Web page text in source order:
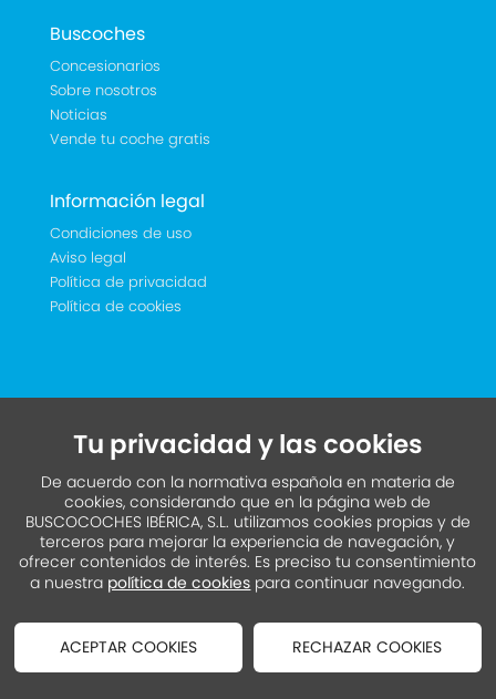
Buscoches
Concesionarios
Sobre nosotros
Noticias
Vende tu coche gratis
Información legal
Condiciones de uso
Aviso legal
Política de privacidad
Política de cookies
Tu privacidad y las cookies
De acuerdo con la normativa española en materia de
cookies, considerando que en la página web de
BUSCOCOCHES IBÉRICA, S.L. utilizamos cookies propias y de
terceros para mejorar la experiencia de navegación, y
ofrecer contenidos de interés. Es preciso tu consentimiento
a nuestra política de cookies para continuar navegando.
ACEPTAR COOKIES RECHAZAR COOKIES